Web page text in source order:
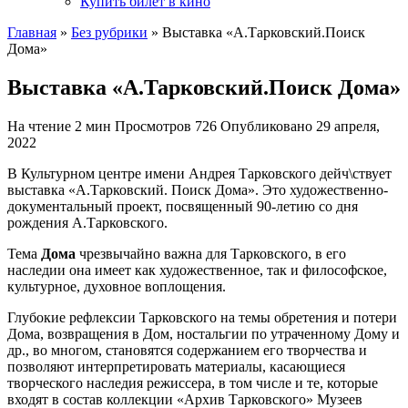
Главная » Без рубрики » Выставка «А.Тарковский.Поиск
Дома»
Выставка «А.Тарковский.Поиск Дома»
На чтение 2 мин Просмотров 726 Опубликовано 29 апреля,
2022
В Культурном центре имени Андрея Тарковского дейч\ствует
выставка «А.Тарковский. Поиск Дома». Это художественно-
документальный проект, посвященный 90-летию со дня
рождения А.Тарковского.
Тема Дома чрезвычайно важна для Тарковского, в его
наследии она имеет как художественное, так и философское,
культурное, духовное воплощения.
Глубокие рефлексии Тарковского на темы обретения и потери
Дома, возвращения в Дом, ностальгии по утраченному Дому и
др., во многом, становятся содержанием его творчества и
позволяют интерпретировать материалы, касающиеся
творческого наследия режиссера, в том числе и те, которые
входят в состав коллекции «Архив Тарковского» Музеев